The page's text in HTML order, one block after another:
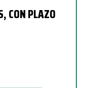
CON PLAZO